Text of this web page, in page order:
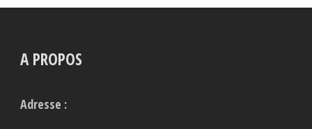
A PROPOS
Adresse :